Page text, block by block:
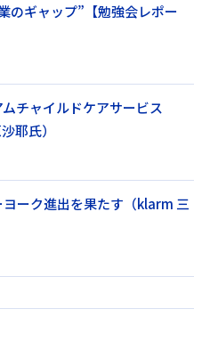
のギャップ”【勉強会レポー
チャイルドケアサービス
耶氏）
ーク進出を果たす（klarm 三